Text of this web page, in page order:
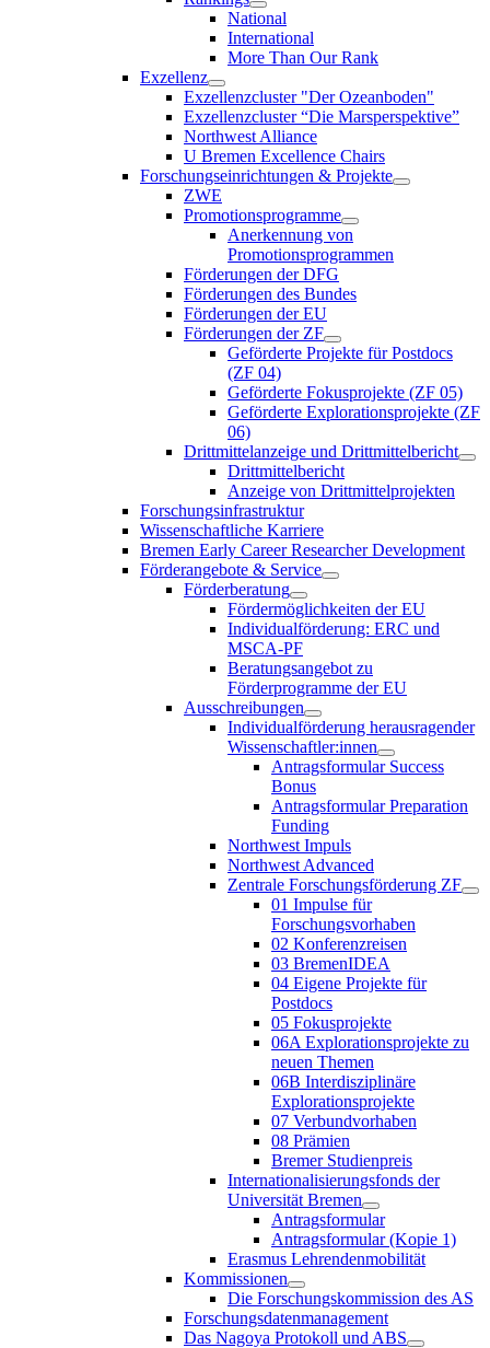
National
International
More Than Our Rank
Exzellenz
Exzellenzcluster "Der Ozeanboden"
Exzellenzcluster “Die Marsperspektive”
Northwest Alliance
U Bremen Excellence Chairs
Forschungseinrichtungen & Projekte
ZWE
Promotionsprogramme
Anerkennung von
Promotionsprogrammen
Förderungen der DFG
Förderungen des Bundes
Förderungen der EU
Förderungen der ZF
Geförderte Projekte für Postdocs
(ZF 04)
Geförderte Fokusprojekte (ZF 05)
Geförderte Explorationsprojekte (ZF
06)
Drittmittelanzeige und Drittmittelbericht
Drittmittelbericht
Anzeige von Drittmittelprojekten
Forschungsinfrastruktur
Wissenschaftliche Karriere
Bremen Early Career Researcher Development
Förderangebote & Service
Förderberatung
Fördermöglichkeiten der EU
Individualförderung: ERC und
MSCA-PF
Beratungsangebot zu
Förderprogramme der EU
Ausschreibungen
Individualförderung herausragender
Wissenschaftler:innen
Antragsformular Success
Bonus
Antragsformular Preparation
Funding
Northwest Impuls
Northwest Advanced
Zentrale Forschungsförderung ZF
01 Impulse für
Forschungsvorhaben
02 Konferenzreisen
03 BremenIDEA
04 Eigene Projekte für
Postdocs
05 Fokusprojekte
06A Explorationsprojekte zu
neuen Themen
06B Interdisziplinäre
Explorationsprojekte
07 Verbundvorhaben
08 Prämien
Bremer Studienpreis
Internationalisierungsfonds der
Universität Bremen
Antragsformular
Antragsformular (Kopie 1)
Erasmus Lehrendenmobilität
Kommissionen
Die Forschungskommission des AS
Forschungsdatenmanagement
Das Nagoya Protokoll und ABS